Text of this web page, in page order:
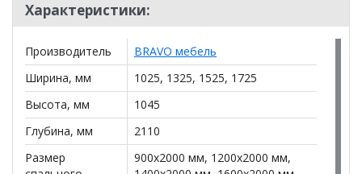
Основание в стоимсть не входит,
заказывается дополнительно
*Дополнительную информацию о том, как купить
Кровать Лаура
уточняйте у нашего менеджера по
телефону+79292022735.
**Цены на официальном сайте100диванов.com
действительны только для интернет-магазина
Характеристики:
Производитель
BRAVO мебель
Ширина, мм
1025, 1325, 1525, 1725
Высота, мм
1045
Глубина, мм
2110
Размер
900x2000 мм, 1200x2000 мм,